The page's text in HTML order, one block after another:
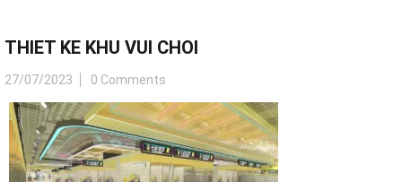
THIET KE KHU VUI CHOI
27/07/2023 0 Comments